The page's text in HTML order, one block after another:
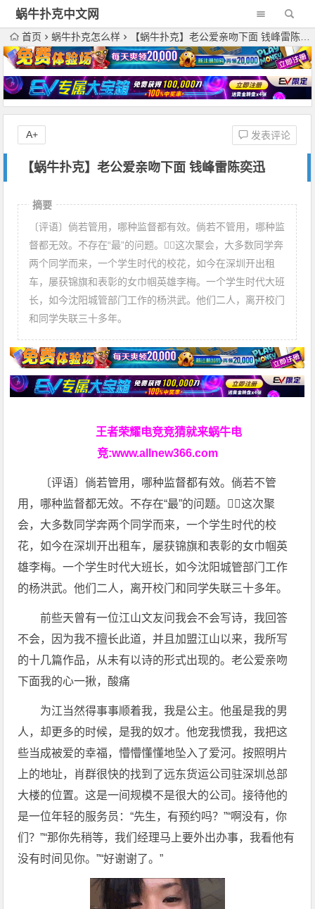
蜗牛扑克中文网
首页 蜗牛扑克怎么样 【蜗牛扑克】老公爱亲吻下面 钱峰雷陈奕迅
【蜗牛扑克】老公爱亲吻下面 钱峰雷陈奕迅
发表评论
A+
摘要
〔评语〕倘若管用，哪种监督都有效。倘若不管用，哪种监
督都无效。不存在“最”的问题。这次聚会，大多数同学奔
两个同学而来，一个学生时代的校花，如今在深圳开出租
车，屡获锦旗和表彰的女巾帼英雄李梅。一个学生时代大班
长，如今沈阳城管部门工作的杨洪武。他们二人，离开校门
和同学失联三十多年。
王者荣耀电竞竞猜就来蜗牛电
竞:www.allnew366.com
〔评语〕倘若管用，哪种监督都有效。倘若不管
用，哪种监督都无效。不存在“最”的问题。这次聚
会，大多数同学奔两个同学而来，一个学生时代的校
花，如今在深圳开出租车，屡获锦旗和表彰的女巾帼英
雄李梅。一个学生时代大班长，如今沈阳城管部门工作
的杨洪武。他们二人，离开校门和同学失联三十多年。
前些天曾有一位江山文友问我会不会写诗，我回答
不会，因为我不擅长此道，并且加盟江山以来，我所写
的十几篇作品，从未有以诗的形式出现的。老公爱亲吻
下面我的心一揪，酸痛
为江当然得事事顺着我，我是公主。他虽是我的男
人，却更多的时候，是我的奴才。他宠我惯我，我把这
些当成被爱的幸福，懵懵懂懂地坠入了爱河。按照明片
上的地址，肖群很快的找到了远东货运公司驻深圳总部
大楼的位置。这是一间规模不是很大的公司。接待他的
是一位年轻的服务员：“先生，有预约吗？”“啊没有，你
们？”“那你先稍等，我们经理马上要外出办事，我看他有
没有时间见你。”“好谢谢了。”